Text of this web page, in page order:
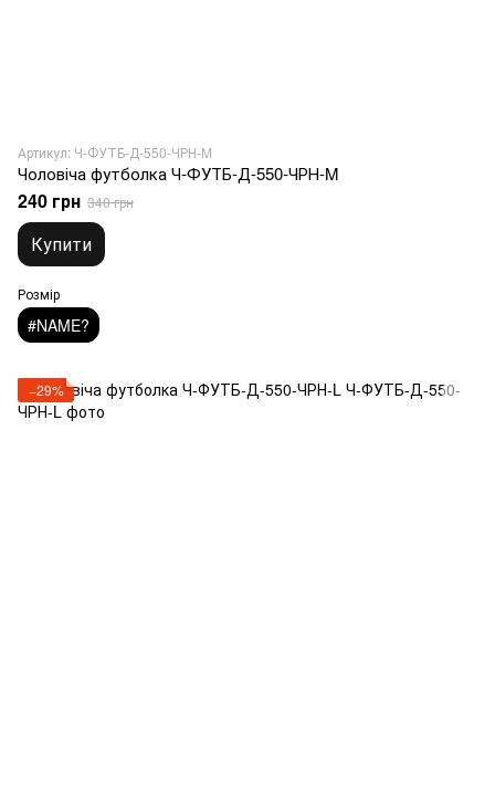
Артикул: Ч-ФУТБ-Д-550-ЧРН-M
Чоловіча футболка Ч-ФУТБ-Д-550-ЧРН-M
240 грн 340 грн
Купити
Розмір
#NAME?
−29%